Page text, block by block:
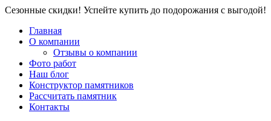
Сезонные скидки! Успейте купить до подорожания с выгодой!
Главная
О компании
Отзывы о компании
Фото работ
Наш блог
Конструктор памятников
Рассчитать памятник
Контакты